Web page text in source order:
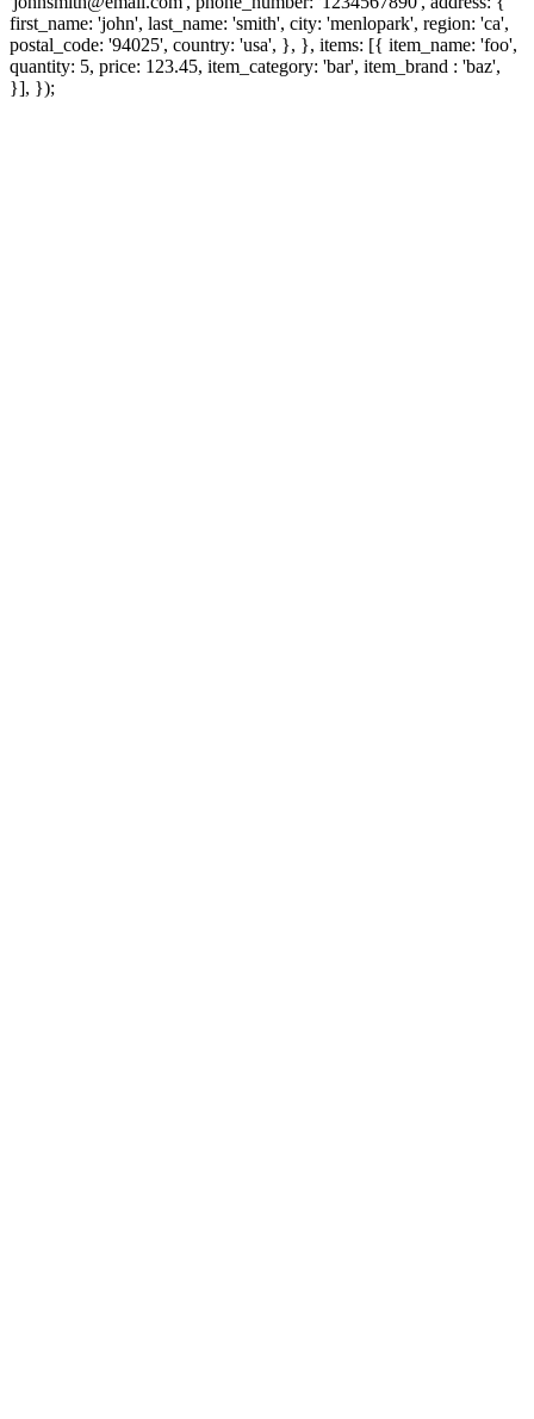
first_name: 'john', last_name: 'smith', city: 'menlopark', region: 'ca',
postal_code: '94025', country: 'usa', }, }, items: [{ item_name: 'foo',
quantity: 5, price: 123.45, item_category: 'bar', item_brand : 'baz',
}], });